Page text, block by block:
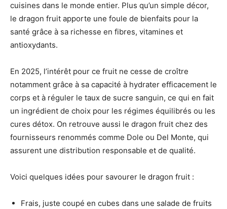
cuisines dans le monde entier. Plus qu’un simple décor,
le dragon fruit apporte une foule de bienfaits pour la
santé grâce à sa richesse en fibres, vitamines et
antioxydants.
En 2025, l’intérêt pour ce fruit ne cesse de croître
notamment grâce à sa capacité à hydrater efficacement le
corps et à réguler le taux de sucre sanguin, ce qui en fait
un ingrédient de choix pour les régimes équilibrés ou les
cures détox. On retrouve aussi le dragon fruit chez des
fournisseurs renommés comme Dole ou Del Monte, qui
assurent une distribution responsable et de qualité.
Voici quelques idées pour savourer le dragon fruit :
Frais, juste coupé en cubes dans une salade de fruits